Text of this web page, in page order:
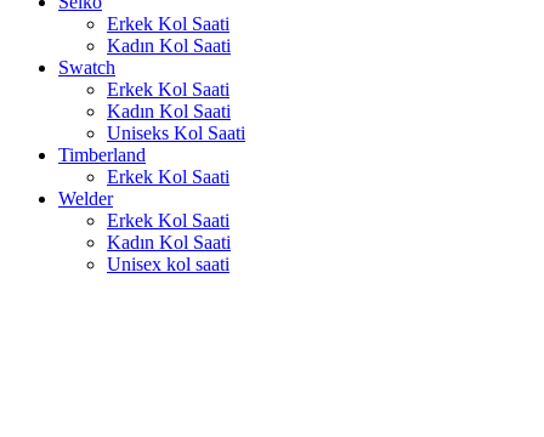
Erkek Kol Saati
Kadın Kol Saati
Swatch
Erkek Kol Saati
Kadın Kol Saati
Uniseks Kol Saati
Timberland
Erkek Kol Saati
Welder
Erkek Kol Saati
Kadın Kol Saati
Unisex kol saati